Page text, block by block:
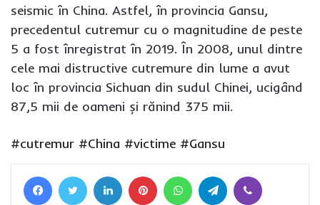
seismic în China. Astfel, în provincia Gansu,
precedentul cutremur cu o magnitudine de peste
5 a fost înregistrat în 2019. În 2008, unul dintre
cele mai distructive cutremure din lume a avut
loc în provincia Sichuan din sudul Chinei, ucigând
87,5 mii de oameni și rănind 375 mii.
#cutremur #China #victime #Gansu
FacebookTwitter LinkedIn Pinterest WhatsAppTelegram